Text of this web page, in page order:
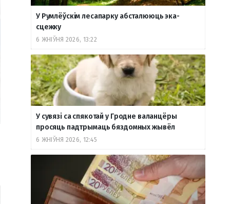
У Румлёўскім лесапарку абсталююць эка-
сцежку
6 ЖНІЎНЯ 2026, 13:22
У сувязі са спякотай у Гродне валанцёры
просяць падтрымаць бяздомных жывёл
6 ЖНІЎНЯ 2026, 12:45